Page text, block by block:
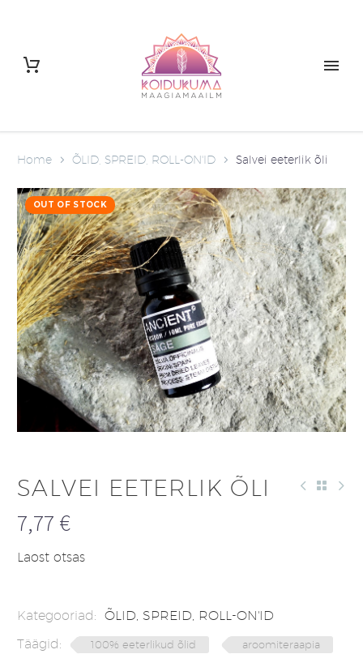
Home ÕLID, SPREID, ROLL-ON'ID Salvei eeterlik õli
OUT OF STOCK
SALVEI EETERLIK ÕLI
7,77 €
Laost otsas
Kategooriad: ÕLID, SPREID, ROLL-ON'ID
Täägid:
100% eeterlikud õlid aroomiteraapia